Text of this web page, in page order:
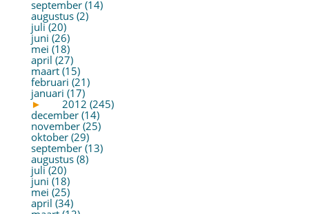
september (14)
augustus (2)
juli (20)
juni (26)
mei (18)
april (27)
maart (15)
februari (21)
januari (17)
►
2012 (245)
december (14)
november (25)
oktober (29)
september (13)
augustus (8)
juli (20)
juni (18)
mei (25)
april (34)